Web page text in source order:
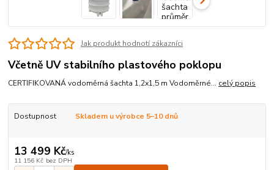
Jak produkt hodnotí zákazníci
Včetně UV stabilního plastového poklopu
CERTIFIKOVANÁ vodoměrná šachta 1,2x1,5 m Vodoměrné... celý popis
Dostupnost Skladem u výrobce 5–10 dnů
13 499 Kč/ks
11 156 Kč bez DPH